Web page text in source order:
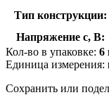
Тип конструкции:
Напряжение с, В:
Кол-во в упаковке: 6
Единица измерения:
Сохранить или